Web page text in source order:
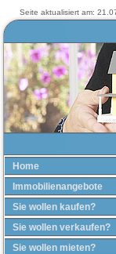
Seite aktualisiert am:
Home
Immobilienangebote
Sie wollen kaufen?
Sie wollen verkaufen?
Sie wollen mieten?